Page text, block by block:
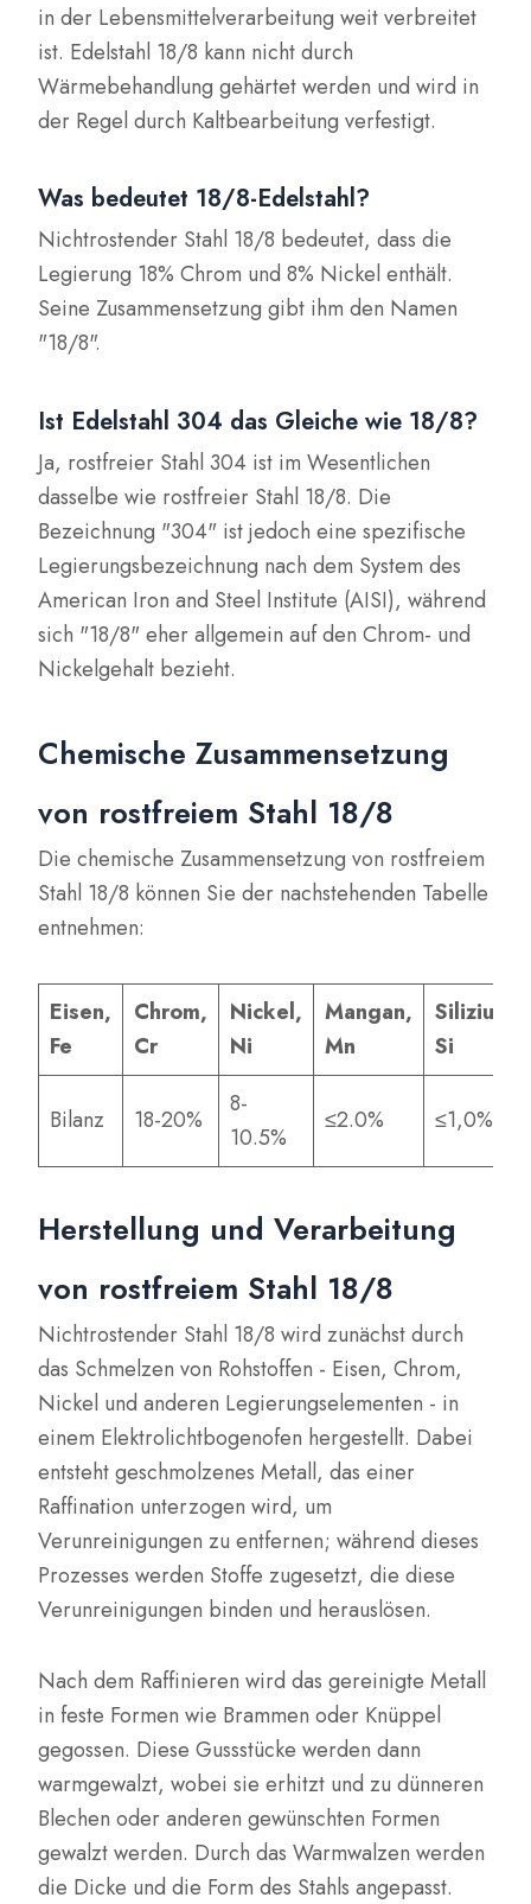
in der Lebensmittelverarbeitung weit verbreitet
ist. Edelstahl 18/8 kann nicht durch
Wärmebehandlung gehärtet werden und wird in
der Regel durch Kaltbearbeitung verfestigt.
Was bedeutet 18/8-Edelstahl?
Nichtrostender Stahl 18/8 bedeutet, dass die
Legierung 18% Chrom und 8% Nickel enthält.
Seine Zusammensetzung gibt ihm den Namen
"18/8".
Ist Edelstahl 304 das Gleiche wie 18/8?
Ja, rostfreier Stahl 304 ist im Wesentlichen
dasselbe wie rostfreier Stahl 18/8. Die
Bezeichnung "304" ist jedoch eine spezifische
Legierungsbezeichnung nach dem System des
American Iron and Steel Institute (AISI), während
sich "18/8" eher allgemein auf den Chrom- und
Nickelgehalt bezieht.
Chemische Zusammensetzung
von rostfreiem Stahl 18/8
Die chemische Zusammensetzung von rostfreiem
Stahl 18/8 können Sie der nachstehenden Tabelle
entnehmen:
Eisen,
Fe
Chrom,
Cr
Nickel,
Ni
Mangan,
Mn
Silizium,
Si
Bilanz 18-20%
8-
10.5%
≤2.0% ≤1,0%
Herstellung und Verarbeitung
von rostfreiem Stahl 18/8
Nichtrostender Stahl 18/8 wird zunächst durch
das Schmelzen von Rohstoffen - Eisen, Chrom,
Nickel und anderen Legierungselementen - in
einem Elektrolichtbogenofen hergestellt. Dabei
entsteht geschmolzenes Metall, das einer
Raffination unterzogen wird, um
Verunreinigungen zu entfernen; während dieses
Prozesses werden Stoffe zugesetzt, die diese
Verunreinigungen binden und herauslösen.
Nach dem Raffinieren wird das gereinigte Metall
in feste Formen wie Brammen oder Knüppel
gegossen. Diese Gussstücke werden dann
warmgewalzt, wobei sie erhitzt und zu dünneren
Blechen oder anderen gewünschten Formen
gewalzt werden. Durch das Warmwalzen werden
die Dicke und die Form des Stahls angepasst.